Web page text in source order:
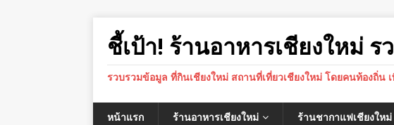
ชี้เป้า! ร้านอาหารเชียงใหม่
รวบรวมข้อมูล ที่กินเชียงใหม่ สถานที่เที่ยวเชียงใหม่ โดยคนท้องถิ่น
หน้าแรก ร้านอาหารเชียงใหม่ ร้านชากาแฟเชียงใหม่